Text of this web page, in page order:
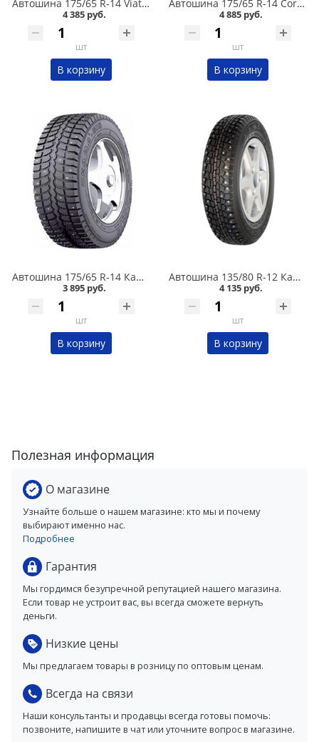
Автошина 175/65 R-14 Viatti Brina Nordico V-522 82T шип в Кургане
4 385 руб.
шт
В корзину
Автошина 175/65 R-14 Cordiant Snow Cross 2 86T шип в Кургане
4 885 руб.
шт
В корзину
Автошина 175/65 R-14 Кама 505 82T шип в Кургане
3 895 руб.
шт
В корзину
Автошина 135/80 R-12 Кама 503 68Q шип в Кургане
4 135 руб.
шт
В корзину
Полезная информация
О магазине
Узнайте больше о нашем магазине: кто мы и почему
выбирают именно нас.
Подробнее
Гарантия
Мы гордимся безупречной репутацией нашего магазина.
Если товар не устроит вас, вы всегда сможете вернуть
деньги.
Низкие цены
Мы предлагаем товары в розницу по оптовым ценам.
Всегда на связи
Наши консультанты и продавцы всегда готовы помочь:
позвоните, напишите в чат или уточните вопрос в магазине.